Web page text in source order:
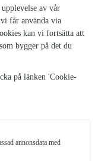
Från 269 kr